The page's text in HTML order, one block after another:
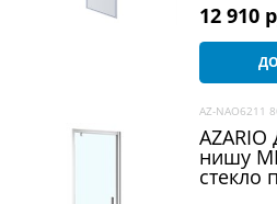
12 910
AZ-NAO6211
нишу MILTON 800х2000
стекло